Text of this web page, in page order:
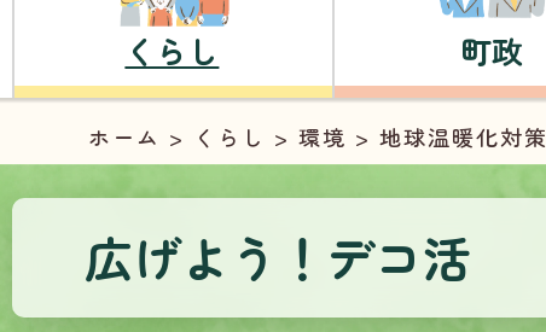
くらし 町政
ホーム > くらし > 環境 > 地球温暖化対策
広げよう！デコ活